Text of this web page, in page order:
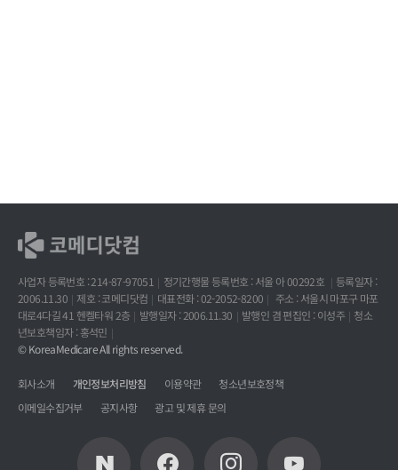
사업자 등록번호 : 214-87-97051 정기간행물 등록번호 : 서울 아 00292호
등록일자 :
2006.11.30
제호 : 코메디닷컴 대표전화 : 02-2052-8200
주소 : 서울시 마포구 마포
대로4다길 41 헨켈타워 2층
발행일자 : 2006.11.30 발행인 겸 편집인 : 이성주
청소
년보호책임자 : 홍석민
© KoreaMedicare All rights reserved.
회사소개 개인정보처리방침 이용약관
청소년보호정책
이메일수집거부
공지사항 광고 및 제휴 문의